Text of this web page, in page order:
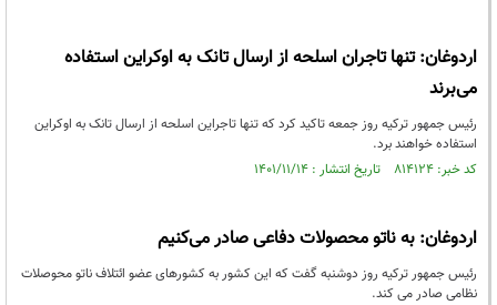
اردوغان: تنها تاجران اسلحه از ارسال تانک به اوکراین استفاده
می‌برند
رئیس جمهور ترکیه روز جمعه تاکید کرد که تنها تاجراین اسلحه از ارسال تانک به اوکراین
استفاده خواهند برد.
کد خبر: ۸۱۴۱۲۴ تاریخ انتشار : ۱۴۰۱/۱۱/۱۴
اردوغان: به ناتو محصولات دفاعی صادر می‌کنیم
رئیس جمهور ترکیه روز دوشنبه گفت که این کشور به کشورهای عضو ائتلاف ناتو محوصلات
نظامی صادر می کند.